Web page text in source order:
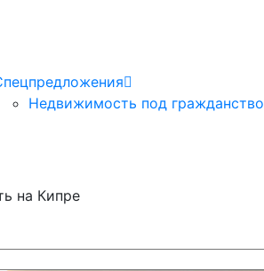
Недвижимость под гражданство
на Кипре